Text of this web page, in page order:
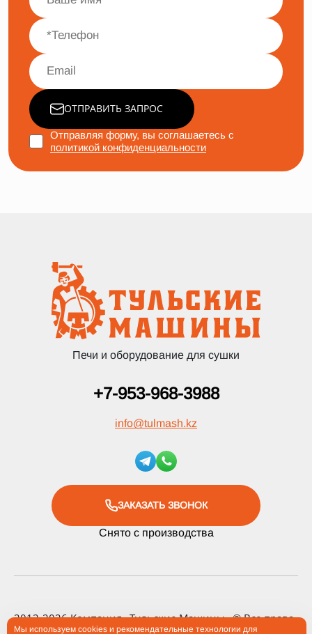
ОТПРАВИТЬ ЗАПРОС
Отправляя форму, вы соглашаетесь с
политикой конфиденциальности
Печи и оборудование для сушки
+7-953-968-3988
info@tulmash.kz
ЗАКАЗАТЬ ЗВОНОК
Снято с производства
2012-2026 Компания «Тульские Машины» ® Все права
Мы используем cookies и рекомендательные технологии для